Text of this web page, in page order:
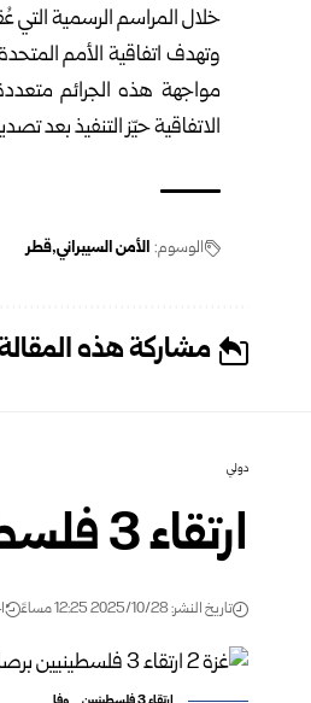
خلال المراسم الرسمية التي عُقدت
مواجهة هذه الجرائم
الاتفاقية حيّز التنفيذ بعد
الوسوم: الأمن السيبراني قطر
مشاركة هذه
دولي
ارتقاء 3 فلسطينيين برصاص قوات الاحتلال في جنين
تاريخ النشر: 2025/10/28 12:25 مساءً